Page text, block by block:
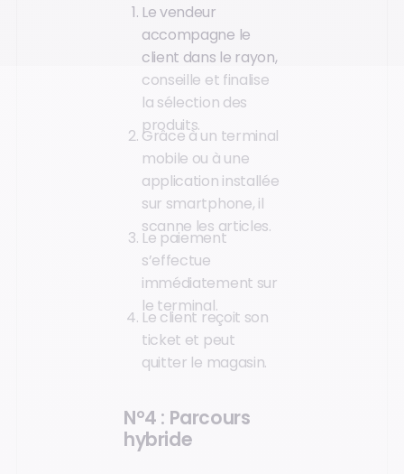
Le vendeur
accompagne le
client dans le rayon,
conseille et finalise
la sélection des
produits.
Grâce à un terminal
mobile ou à une
application installée
sur smartphone, il
scanne les articles.
Le paiement
s’effectue
immédiatement sur
le terminal.
Le client reçoit son
ticket et peut
quitter le magasin.
N°4 : Parcours
hybride